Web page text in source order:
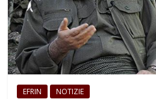
EFRIN NOTIZIE